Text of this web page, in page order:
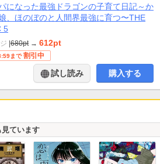
になった最強ドラゴンの子育て日記～か
、ほのぼのと人間界最強に育つ〜THE
5
680pt → 612pt
まで 割引中
試し読み 購入する
ています